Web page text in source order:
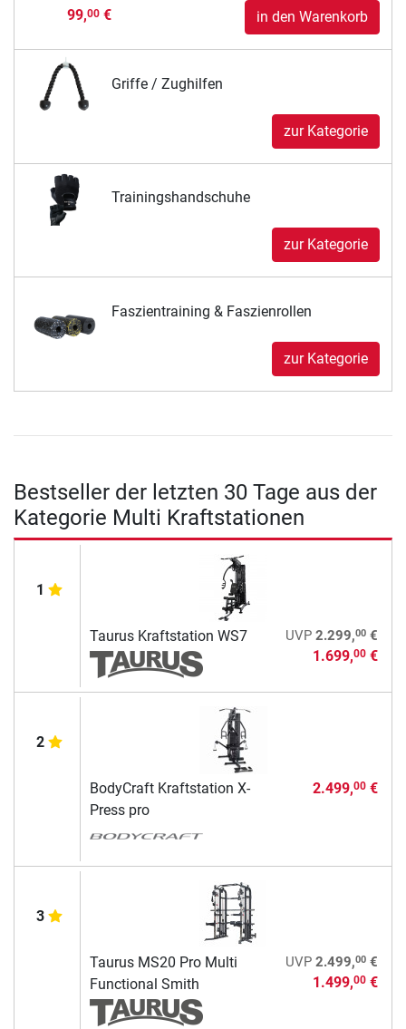
99,00€ in den Warenkorb
Griffe / Zughilfen
zur Kategorie
Trainingshandschuhe
zur Kategorie
Faszientraining & Faszienrollen
zur Kategorie
Bestseller der letzten 30 Tage aus der
Kategorie Multi Kraftstationen
1
Taurus Kraftstation WS7 UVP 2.299,00€
1.699,00€
2
BodyCraft Kraftstation X-
Press pro
2.499,00€
3
Taurus MS20 Pro Multi
Functional Smith
UVP 2.499,00€
1.499,00€